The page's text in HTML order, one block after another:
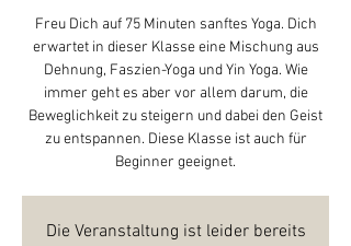
Freu Dich auf 75 Minuten sanftes Yoga. Dich
erwartet in dieser Klasse eine Mischung aus
Dehnung, Faszien-Yoga und Yin Yoga. Wie
immer geht es aber vor allem darum, die
Beweglichkeit zu steigern und dabei den Geist
zu entspannen. Diese Klasse ist auch für
Beginner geeignet.
Die Veranstaltung ist leider bereits